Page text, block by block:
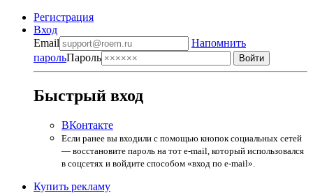
Регистрация
Вход
Email
Напомнить
парольПароль
Быстрый вход
ВКонтакте
Если ранее вы входили с помощью кнопок социальных сетей
— восстановите пароль на тот e-mail, который использовался
в соцсетях и войдите способом «вход по e-mail».
Купить рекламу